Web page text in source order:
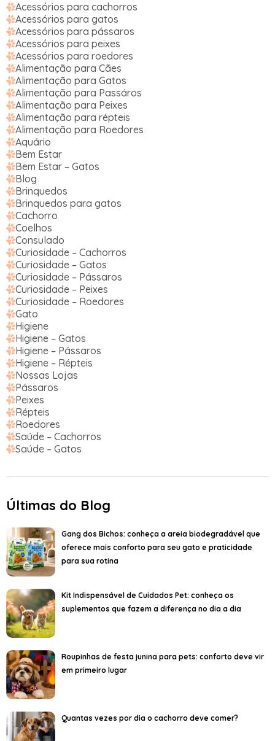
Acessórios para cachorros
Acessórios para gatos
Acessórios para pássaros
Acessórios para peixes
Acessórios para roedores
Alimentação para Cães
Alimentação para Gatos
Alimentação para Passáros
Alimentação para Peixes
Alimentação para répteis
Alimentação para Roedores
Aquário
Bem Estar
Bem Estar – Gatos
Blog
Brinquedos
Brinquedos para gatos
Cachorro
Coelhos
Consulado
Curiosidade – Cachorros
Curiosidade – Gatos
Curiosidade – Pássaros
Curiosidade – Peixes
Curiosidade – Roedores
Gato
Higiene
Higiene – Gatos
Higiene – Pássaros
Higiene – Répteis
Nossas Lojas
Pássaros
Peixes
Répteis
Roedores
Saúde – Cachorros
Saúde – Gatos
Últimas do Blog
Gang dos Bichos: conheça a areia biodegradável que
oferece mais conforto para seu gato e praticidade
para sua rotina
Kit Indispensável de Cuidados Pet: conheça os
suplementos que fazem a diferença no dia a dia
Roupinhas de festa junina para pets: conforto deve vir
em primeiro lugar
Quantas vezes por dia o cachorro deve comer?